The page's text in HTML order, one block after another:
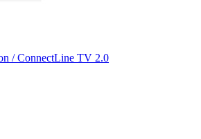
/ ConnectLine TV 2.0